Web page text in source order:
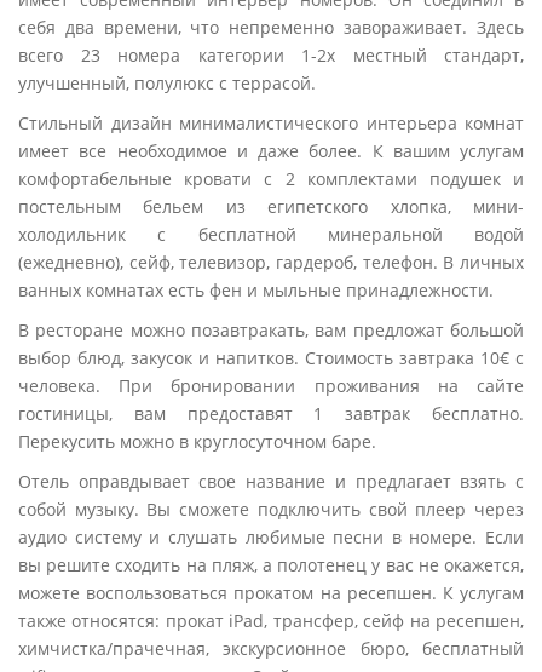
себя два времени, что непременно завораживает. Здесь
всего 23 номера категории 1-2х местный стандарт,
улучшенный, полулюкс с террасой.
Стильный дизайн минималистического интерьера комнат
имеет все необходимое и даже более. К вашим услугам
комфортабельные кровати с 2 комплектами подушек и
постельным бельем из египетского хлопка, мини-
холодильник с бесплатной минеральной водой
(ежедневно), сейф, телевизор, гардероб, телефон. В личных
ванных комнатах есть фен и мыльные принадлежности.
В ресторане можно позавтракать, вам предложат большой
выбор блюд, закусок и напитков. Стоимость завтрака 10€ с
человека. При бронировании проживания на сайте
гостиницы, вам предоставят 1 завтрак бесплатно.
Перекусить можно в круглосуточном баре.
Отель оправдывает свое название и предлагает взять с
собой музыку. Вы сможете подключить свой плеер через
аудио систему и слушать любимые песни в номере. Если
вы решите сходить на пляж, а полотенец у вас не окажется,
можете воспользоваться прокатом на ресепшен. К услугам
также относятся: прокат iPad, трансфер, сейф на ресепшен,
химчистка/прачечная, экскурсионное бюро, бесплатный